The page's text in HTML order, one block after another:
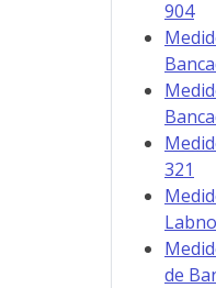
904
321
de